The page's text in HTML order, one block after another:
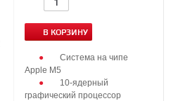
В КОРЗИНУ
Система на чипе
Apple M5
10‑ядерный
графический процессор